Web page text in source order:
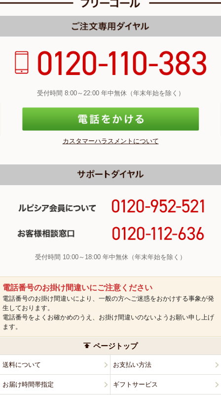
受付時間 8:00～22:00 年中無休（年末年始を除く）
カスタマーハラスメントについて
受付時間 10:00～18:00 年中無休（年末年始を除く）
電話番号のお掛け間違いにご注意ください
電話番号のお掛け間違いにより、一般の方へご迷惑をおかけする事象が発
生しております。
電話番号をよくお確かめのうえ、お掛け間違いのないようお願い申し上げ
ます。
ページトップ
送料について お支払い方法
お届け時間帯指定 ギフトサービス